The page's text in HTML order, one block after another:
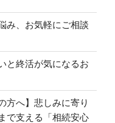
み、お気軽にご相談
と終活が気になるお
方へ】悲しみに寄り
で支える「相続安心